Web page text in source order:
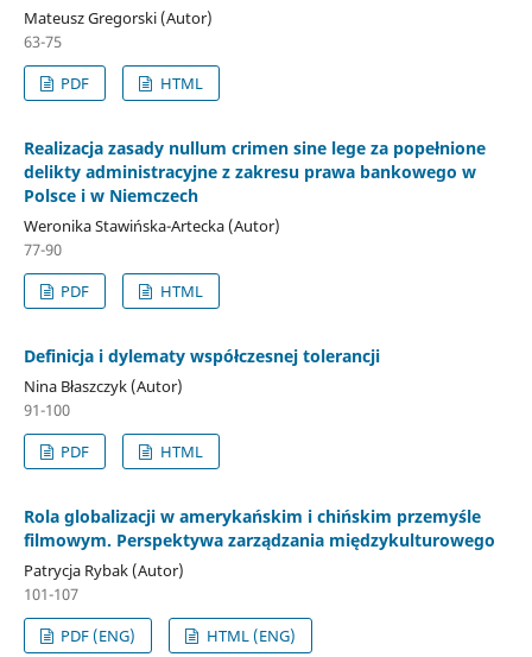
Mateusz Gregorski (Autor)
63-75
PDF
HTML
Realizacja zasady nullum crimen sine lege za popełnione
delikty administracyjne z zakresu prawa bankowego w
Polsce i w Niemczech
Weronika Stawińska-Artecka (Autor)
77-90
PDF
HTML
Definicja i dylematy współczesnej tolerancji
Nina Błaszczyk (Autor)
91-100
PDF
HTML
Rola globalizacji w amerykańskim i chińskim przemyśle
filmowym. Perspektywa zarządzania międzykulturowego
Patrycja Rybak (Autor)
101-107
PDF (ENG)
HTML (ENG)